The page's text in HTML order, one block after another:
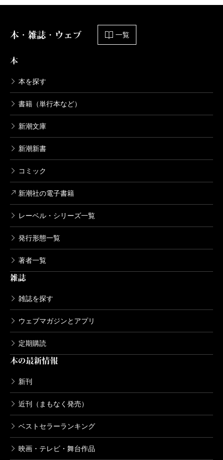
だ愛のストーリーになったら、ひとつ上の次元に進め
るのではないかとひらめいたわけです。でもこの二者
の間で愛の物語というのは成立するのだろうか。我々
しれない。この人を喪うと嫌だとかね。その一方で、
肉体に痛みを感じない人間についても、セックスをし
たときに一般的な快楽を感じるだろうかと想像が及ん
でゆく。セックスにおいて、ある種の痛みがエッセン
なことじゃなくても、噛んだりつねったりといった行
ふつうだと深い関係の成立しない者同士の中に成立さ
せ得るものがあるとすれば、それはフィクションとし
てすごいエネルギーを生むだろうと考えるに至った。
この二人は、愛は無理でも性愛は可能ではないか。そ
こを軸にしていくと、痛みを通して人間が存在する意
味が問い直せるのではないかと。
●万浬は森悟に対して、人体実験でもするようなセック
スを仕掛けますよね。克明なセックス描写が幾度も現
天童理詰めで考えていくと、森悟と出会った万浬が
一番興味を持つのは、肉体に痛みを持たない人の快楽
の有無であり、快楽のありかでしょう。体の表面が痛
ては文献を調べても載っていない。彼女は医者として
本・雑誌・ウェブ 一覧
本
本を探す
書籍（単行本など）
新潮文庫
新潮新書
コミック
新潮社の電子書籍
レーベル・シリーズ一覧
発行形態一覧
著者一覧
雑誌
雑誌を探す
ウェブマガジンとアプリ
定期購読
本の最新情報
新刊
近刊（まもなく発売）
ベストセラーランキング
映画・テレビ・舞台作品